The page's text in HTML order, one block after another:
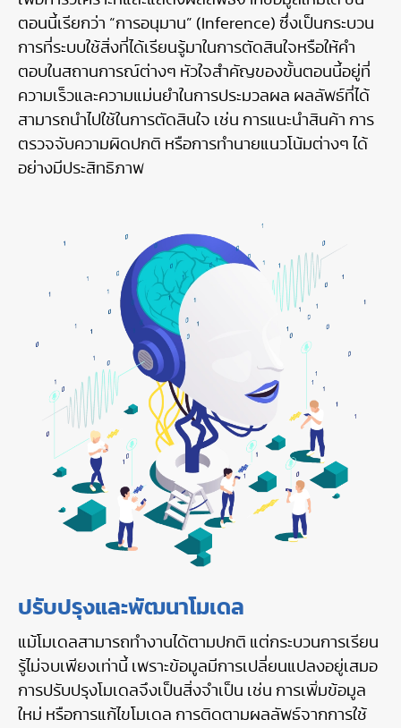
ตอนนี้เรียกว่า “การอนุมาน” (Inference) ซึ่งเป็นกระบวน
การที่ระบบใช้สิ่งที่ได้เรียนรู้มาในการตัดสินใจหรือให้คำ
ตอบในสถานการณ์ต่างๆ หัวใจสำคัญของขั้นตอนนี้อยู่ที่
ความเร็วและความแม่นยำในการประมวลผล ผลลัพธ์ที่ได้
สามารถนำไปใช้ในการตัดสินใจ เช่น การแนะนำสินค้า การ
ตรวจจับความผิดปกติ หรือการทำนายแนวโน้มต่างๆ ได้
อย่างมีประสิทธิภาพ
ปรับปรุงและพัฒนาโมเดล
แม้โมเดลสามารถทำงานได้ตามปกติ แต่กระบวนการเรียน
รู้ไม่จบเพียงเท่านี้ เพราะข้อมูลมีการเปลี่ยนแปลงอยู่เสมอ
การปรับปรุงโมเดลจึงเป็นสิ่งจำเป็น เช่น การเพิ่มข้อมูล
ใหม่ หรือการแก้ไขโมเดล การติดตามผลลัพธ์จากการใช้